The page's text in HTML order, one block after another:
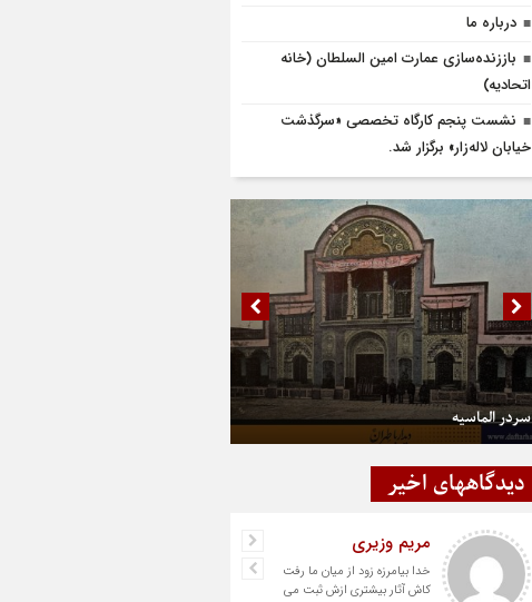
درباره ما
باززنده‌سازی عمارت امین السلطان (خانه
اتحادیه)
نشست پنجم کارگاه تخصصی «سرگذشت
خیابان لاله‌زار» برگزار شد.
سردر الماسیه
دیدگاههای اخیر
مریم وزیری
خدا بیامرزه زود از میان ما رفت
کاش آثار بیشتری ازش ثبت می